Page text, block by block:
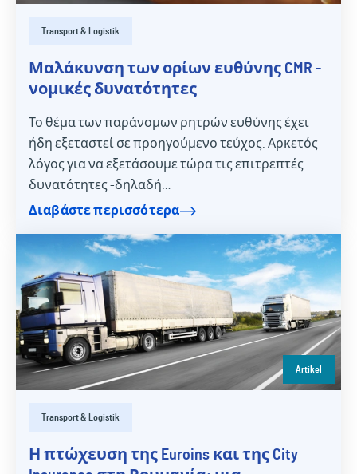
Transport & Logistik
Μαλάκυνση των ορίων ευθύνης CMR -
νομικές δυνατότητες
Το θέμα των παράνομων ρητρών ευθύνης έχει
ήδη εξεταστεί σε προηγούμενο τεύχος. Αρκετός
λόγος για να εξετάσουμε τώρα τις επιτρεπτές
δυνατότητες -δηλαδή…
Διαβάστε περισσότερα
Artikel
Transport & Logistik
Η πτώχευση της Euroins και της City